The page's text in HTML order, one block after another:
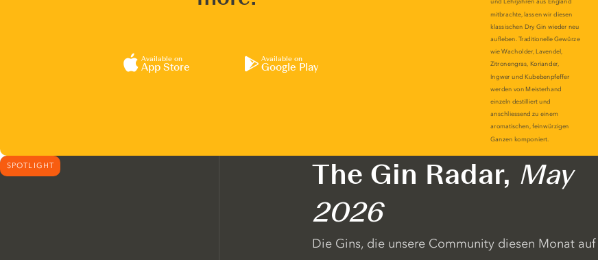
Available on
App Store
Available on
Google Play
SPOTLIGHT The Gin Radar, May
2026
Die Gins, die unsere Community diesen Monat auf